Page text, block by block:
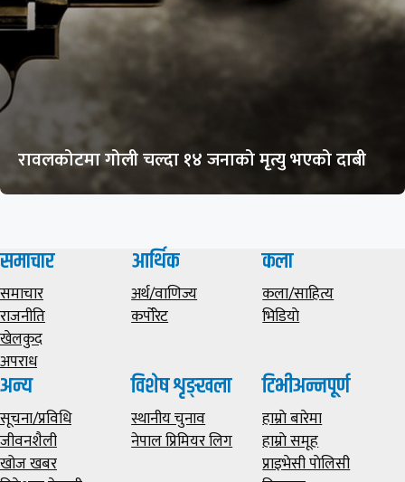
रावलकोटमा गोली चल्दा १४ जनाको मृत्यु भएको दाबी
समाचार
समाचार
राजनीति
खेलकुद
अपराध
आर्थिक
अर्थ/वाणिज्य
कर्पोरेट
कला
कला/साहित्य
भिडियाे
अन्य
सूचना/प्रविधि
जीवनशैली
खोज खबर
विशेष शृङ्खला
स्थानीय चुनाव
नेपाल प्रिमियर लिग
टिभीअन्नपूर्ण
हाम्राे बारेमा
हाम्राे समूह
प्राइभेसी पाेलिसी